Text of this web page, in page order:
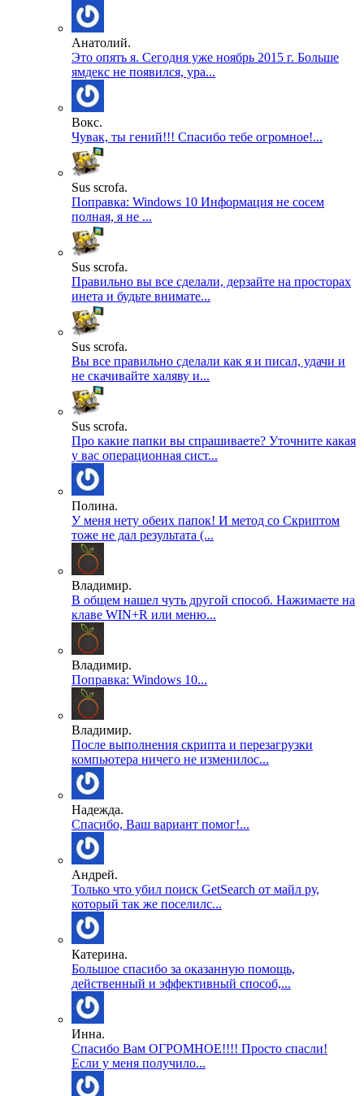
Анатолий.
Это опять я. Сегодня уже ноябрь 2015 г. Больше
ямдекс не появился, ура...
Вокс.
Чувак, ты гений!!! Спасибо тебе огромное!...
Sus scrofa.
Поправка: Windows 10 Информация не сосем
полная, я не ...
Sus scrofa.
Правильно вы все сделали, дерзайте на просторах
инета и будьте внимате...
Sus scrofa.
Вы все правильно сделали как я и писал, удачи и
не скачивайте халяву и...
Sus scrofa.
Про какие папки вы спрашиваете? Уточните какая
у вас операционная сист...
Полина.
У меня нету обеих папок! И метод со Скриптом
тоже не дал результата (...
Владимир.
В общем нашел чуть другой способ. Нажимаете на
клаве WIN+R или меню...
Владимир.
Поправка: Windows 10...
Владимир.
После выполнения скрипта и перезагрузки
компьютера ничего не изменилос...
Надежда.
Спасибо, Ваш вариант помог!...
Андрей.
Только что убил поиск GetSearch от майл ру,
который так же поселилс...
Катерина.
Большое спасибо за оказанную помощь,
действенный и эффективный способ,...
Инна.
Спасибо Вам ОГРОМНОЕ!!!! Просто спасли!
Если у меня получило...